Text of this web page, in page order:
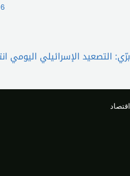
برّي: التصعيد الإسرائيلي اليومي انتهاك للقرار
اقتصاد